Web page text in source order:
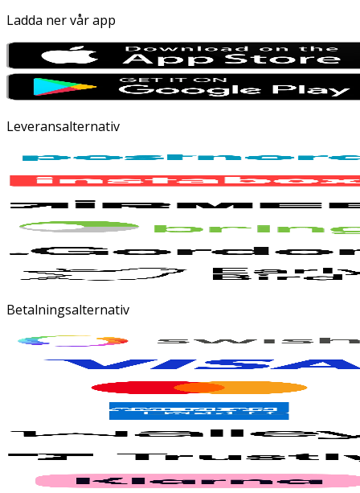
Ladda ner vår app
Leveransalternativ
Betalningsalternativ